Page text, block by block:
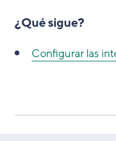
¿Qué sigue?
Configurar las